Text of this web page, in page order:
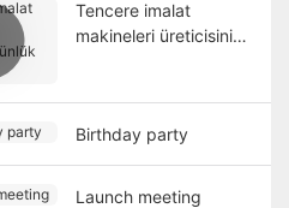
Tencere imalat
makineleri üreticisinin
Birthday party
Launch meeting